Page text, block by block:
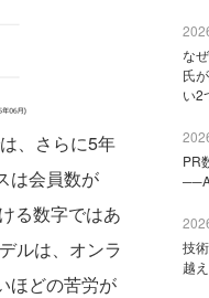
、さらに5年
は会員数が
る数字ではあ
ルは、オンラ
ほどの苦労が
な
氏
い2
PR
技
越